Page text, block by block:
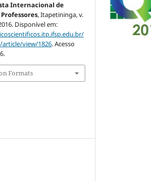
Internacional de
, Itapetininga, v.
Disponível em:
view/1826. Acesso
Formats